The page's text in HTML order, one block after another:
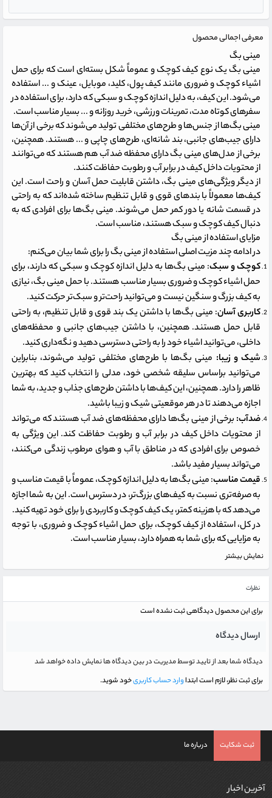
معرفی اجمالی محصول
مینی بگ
مینی بگ یک نوع کیف کوچک و عموماً شکل بسته‌ای است که برای حمل
اشیاء کوچک و ضروری مانند کیف پول، کلید، موبایل، عینک و ... استفاده
می‌شود. این کیف، به دلیل اندازه کوچک و سبکی که دارد، برای استفاده در
سفرهای کوتاه مدت، تمرینات ورزشی، خرید روزانه و ... بسیار مناسب است.
مینی بگ‌ها از جنس‌ها و طرح‌های مختلفی تولید می‌شوند که برخی از آن‌ها
دارای جیب‌های جانبی، بند شانه‌ای، طرح‌های چاپی و ... هستند. همچنین،
برخی از مدل‌های مینی بگ دارای محفظه ضد آب هم هستند که می‌توانند
از محتویات داخل کیف در برابر آب و رطوبت حفاظت کنند.
از دیگر ویژگی‌های مینی بگ، داشتن قابلیت حمل آسان و راحت است. این
کیف‌ها معمولاً با بندهای قوی و قابل تنظیم ساخته شده‌اند که به راحتی
در قسمت شانه یا دور کمر حمل می‌شوند. مینی بگ‌ها برای افرادی که به
دنبال کیف کوچک و سبک هستند، مناسب است.
مزایای استفاده از مینی بگ
در ادامه چند مزیت اصلی استفاده از مینی بگ را برای شما بیان می‌کنم:
کوچک و سبک: مینی بگ‌ها به دلیل اندازه کوچک و سبکی که دارند، برای
حمل اشیاء کوچک و ضروری بسیار مناسب هستند. با حمل مینی بگ، نیازی
به کیف بزرگ و سنگین نیست و می‌توانید راحت‌تر و سبک‌تر حرکت کنید.
کاربری آسان: مینی بگ‌ها با داشتن یک بند قوی و قابل تنظیم، به راحتی
قابل حمل هستند. همچنین، با داشتن جیب‌های جانبی و محفظه‌های
داخلی، می‌توانید اشیاء خود را به راحتی دسترسی دهید و نگه‌داری کنید.
شیک و زیبا: مینی بگ‌ها با طرح‌های مختلفی تولید می‌شوند، بنابراین
می‌توانید براساس سلیقه شخصی خود، مدلی را انتخاب کنید که بهترین
ظاهر را دارد. همچنین، این کیف‌ها با داشتن طرح‌های جذاب و جدید، به شما
اجازه می‌دهند تا در هر موقعیتی شیک و زیبا باشید.
ضدآب: برخی از مینی بگ‌ها دارای محفظه‌های ضد آب هستند که می‌تواند
از محتویات داخل کیف در برابر آب و رطوبت حفاظت کند. این ویژگی به
خصوص برای افرادی که در مناطق با آب و هوای مرطوب زندگی می‌کنند،
می‌تواند بسیار مفید باشد.
قیمت مناسب: مینی بگ‌ها به دلیل اندازه کوچک، عموماً با قیمت مناسب و
به صرفه‌تری نسبت به کیف‌های بزرگ‌تر، در دسترس است. این به شما اجازه
می‌دهد که با هزینه کمتر، یک کیف کوچک و کاربردی را برای خود تهیه کنید.
در کل، استفاده از کیف کوچک، برای حمل اشیاء کوچک و ضروری، با توجه
به مزایایی که برای شما به همراه دارد، بسیار مناسب است.
نمایش بیشتر
نظرات
برای این محصول دیدگاهی ثبت نشده است
ارسال دیدگاه
دیدگاه شما بعد از تایید توسط مدیریت در بین دیدگاه ها نمایش داده خواهد شد
برای ثبت نظر، لازم است ابتداوارد حساب کاربریخود شوید.
ثبت شکایت درباره ما
آخرین اخبار